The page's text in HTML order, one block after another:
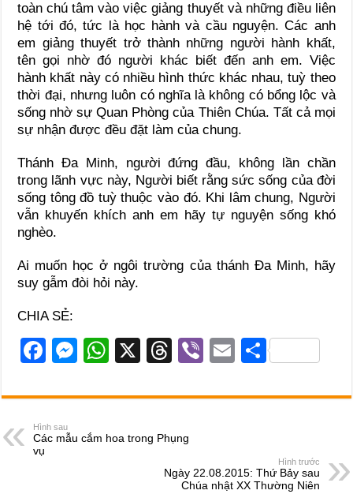
toàn chú tâm vào việc giảng thuyết và những điều liên
hệ tới đó, tức là học hành và cầu nguyện. Các anh
em giảng thuyết trở thành những người hành khất,
tên gọi nhờ đó người khác biết đến anh em. Việc
hành khất này có nhiều hình thức khác nhau, tuỳ theo
thời đại, nhưng luôn có nghĩa là không có bổng lộc và
sống nhờ sự Quan Phòng của Thiên Chúa. Tất cả mọi
sự nhận được đều đặt làm của chung.
Thánh Đa Minh, người đứng đầu, không lần chần
trong lãnh vực này, Người biết rằng sức sống của đời
sống tông đồ tuỳ thuộc vào đó. Khi lâm chung, Người
vẫn khuyến khích anh em hãy tự nguyện sống khó
nghèo.
Ai muốn học ở ngôi trường của thánh Đa Minh, hãy
suy gẫm đòi hỏi này.
CHIA SẺ:
F
c
e
b
M
ss
e
n
W
at
A
X
T
e
d
s
Vi
er
E
ail
S
ar
Hình sau
Các mẫu cắm hoa trong Phụng
vụ
Hình trước
Ngày 22.08.2015: Thứ Bảy sau
Chúa nhật XX Thường Niên